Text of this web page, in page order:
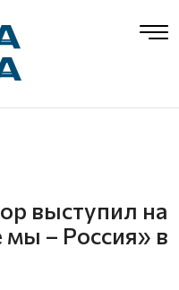
выступил на
– Россия» в